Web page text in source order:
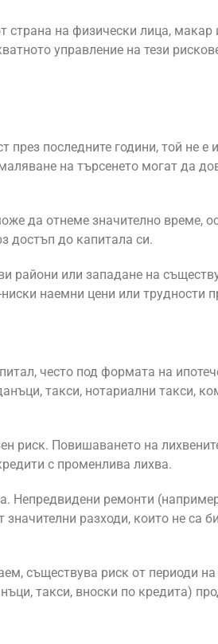
страна на физически лица,
управление на тези
през последните години, той не е
на търсенето могат да
да отнеме значително време,
достъп до капитала си.
райони или западане на
наемни цени или трудности
често под формата на
такси, нотариални такси,
риск. Повишаването на
с променлива лихва.
Непредвидени ремонти
разходи, които не са
съществува риск от периоди на
такси, вноски по кредита)